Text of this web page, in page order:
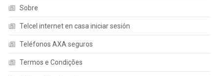
Sobre
Telcel internet en casa iniciar sesión
Teléfonos AXA seguros
Termos e Condições